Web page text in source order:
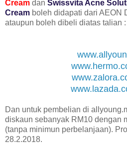
Cream dan Swissvita Acne
Cream boleh didapati dari AEON
ataupun boleh dibeli diatas talian :
Dan untuk pembelian di
diskaun sebanyak RM10 dengan
(tanpa minimun perbelanjaan).
28.2.2018.